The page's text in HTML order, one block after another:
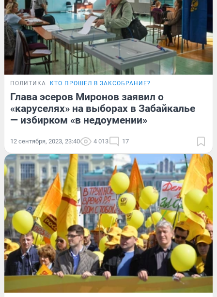
ПОЛИТИКА КТО ПРОШЕЛ В ЗАКСОБРАНИЕ?
Глава эсеров Миронов заявил о
«каруселях» на выборах в Забайкалье
— избирком «в недоумении»
12 сентября, 2023, 23:40 4 013 17